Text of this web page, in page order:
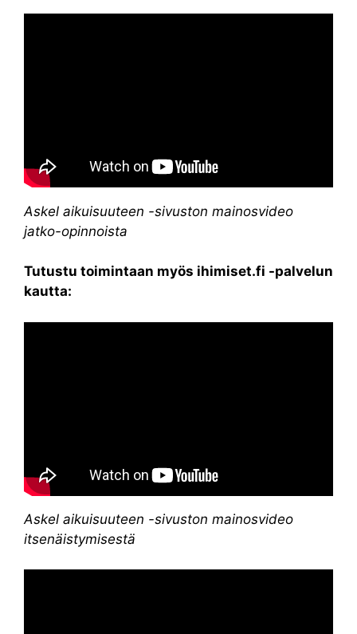
Askel aikuisuuteen -sivuston mainosvideo
jatko-opinnoista
Tutustu toimintaan myös ihimiset.fi -palvelun
kautta:
Askel aikuisuuteen -sivuston mainosvideo
itsenäistymisestä